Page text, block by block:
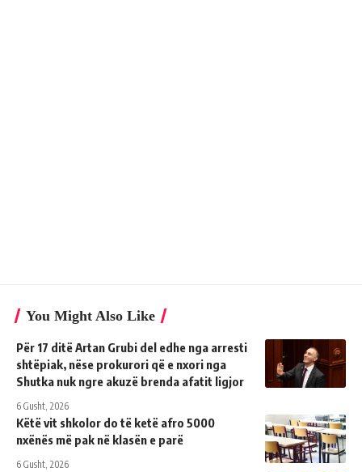
You Might Also Like
Për 17 ditë Artan Grubi del edhe nga arresti
shtëpiak, nëse prokurori që e nxori nga
Shutka nuk ngre akuzë brenda afatit ligjor
6 Gusht, 2026
Këtë vit shkolor do të ketë afro 5000
nxënës më pak në klasën e parë
6 Gusht, 2026